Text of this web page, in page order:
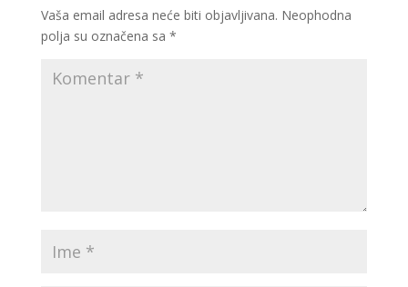
Vaša email adresa neće biti objavljivana. Neophodna
polja su označena sa *